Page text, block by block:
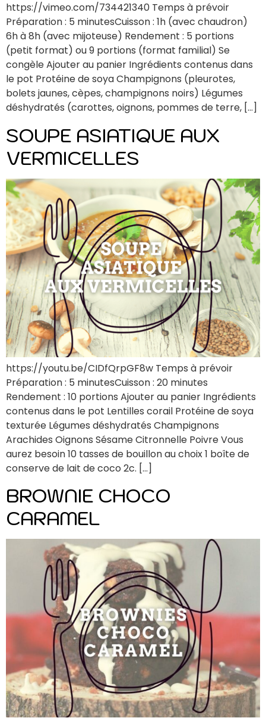
https://vimeo.com/734421340 Temps à prévoir
Préparation : 5 minutesCuisson : 1h (avec chaudron)
6h à 8h (avec mijoteuse) Rendement : 5 portions
(petit format) ou 9 portions (format familial) Se
congèle Ajouter au panier Ingrédients contenus dans
le pot Protéine de soya Champignons (pleurotes,
bolets jaunes, cèpes, champignons noirs) Légumes
déshydratés (carottes, oignons, pommes de terre, […]
SOUPE ASIATIQUE AUX
VERMICELLES
https://youtu.be/CIDfQrpGF8w Temps à prévoir
Préparation : 5 minutesCuisson : 20 minutes
Rendement : 10 portions Ajouter au panier Ingrédients
contenus dans le pot Lentilles corail Protéine de soya
texturée Légumes déshydratés Champignons
Arachides Oignons Sésame Citronnelle Poivre Vous
aurez besoin 10 tasses de bouillon au choix 1 boîte de
conserve de lait de coco 2c. […]
BROWNIE CHOCO
CARAMEL